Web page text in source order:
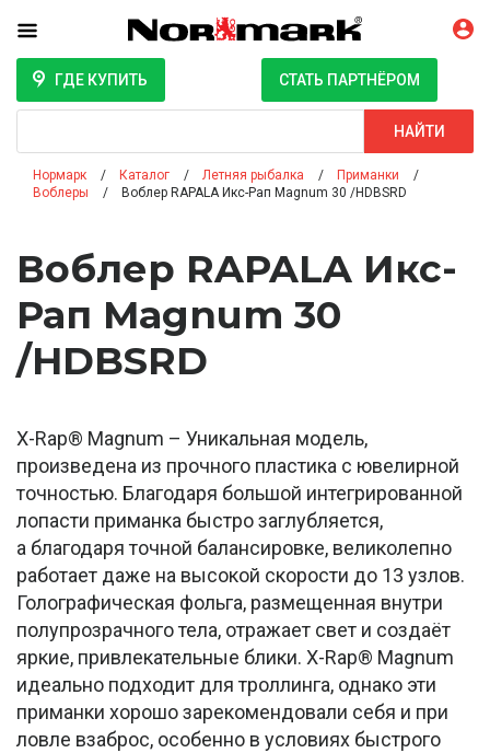
ГДЕ КУПИТЬ СТАТЬ ПАРТНЁРОМ
НАЙТИ
Нормарк Каталог Летняя рыбалка
Приманки
Воблеры
Воблер RAPALA Икс-Рап Magnum 30 /HDBSRD
Воблер RAPALA Икс-
Рап Magnum 30
/HDBSRD
X-Rap® Magnum – Уникальная модель,
произведена из прочного пластика с ювелирной
точностью. Благодаря большой интегрированной
лопасти приманка быстро заглубляется,
а благодаря точной балансировке, великолепно
работает даже на высокой скорости до 13 узлов.
Голографическая фольга, размещенная внутри
полупрозрачного тела, отражает свет и создаёт
яркие, привлекательные блики. X-Rap® Magnum
идеально подходит для троллинга, однако эти
приманки хорошо зарекомендовали себя и при
ловле взаброс, особенно в условиях быстрого